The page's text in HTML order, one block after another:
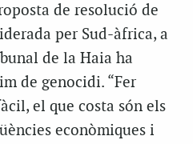
de resolució de
per Sud-àfrica, a
de la Haia ha
de genocidi. “Fer
el que costa són els
econòmiques i